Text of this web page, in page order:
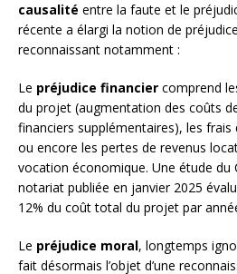
causalité entre la faute et le
récente a élargi la notion de
reconnaissant notamment :
Le préjudice financier comprend
du projet (augmentation des coûts
financiers supplémentaires), les frais
ou encore les pertes de revenus
vocation économique. Une étude du
notariat publiée en janvier 2025
12% du coût total du projet par
Le préjudice moral, longtemps
fait désormais l’objet d’une